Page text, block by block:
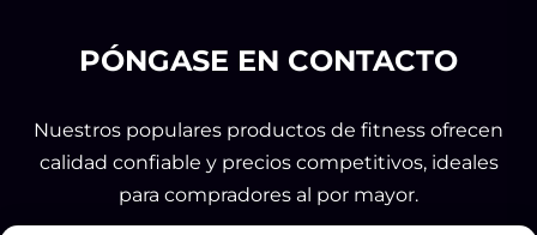
PÓNGASE EN CONTACTO
Nuestros populares productos de fitness ofrecen
calidad confiable y precios competitivos, ideales
para compradores al por mayor.